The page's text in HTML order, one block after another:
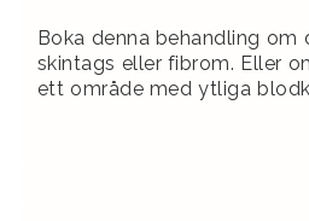
Boka denna behandling om
skintags eller fibrom. Eller
ett område med ytliga